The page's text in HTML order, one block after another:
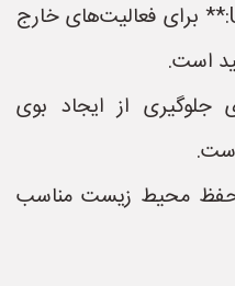
* **مقاومت در برابر اشعه UV:** برای فعالیت‌های خارج
است.
از ایجاد بوی
حفظ محیط زیست مناسب